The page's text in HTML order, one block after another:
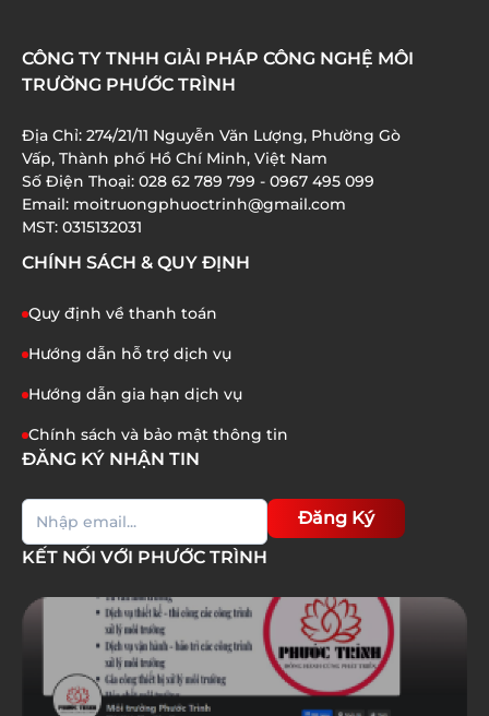
HÓA CHẤT JAVEN TRONG XỬ LÝ NƯỚC THẢI: ƯU
ĐIỂM VÀ ỨNG DỤNG
XỬ LÝ AMONI TRONG NƯỚC THẢI: 8 BƯỚC QUAN
TRỌNG BẠN CẦN BIẾT
01/07/2026
CÔNG TY TNHH GIẢI PHÁP CÔNG NGHỆ MÔI
TRƯỜNG PHƯỚC TRÌNH
Địa Chỉ: 274/21/11 Nguyễn Văn Lượng, Phường Gò
Vấp, Thành phố Hồ Chí Minh, Việt Nam
Số Điện Thoại: 028 62 789 799 - 0967 495 099
Email: moitruongphuoctrinh@gmail.com
MST: 0315132031
CHÍNH SÁCH & QUY ĐỊNH
Quy định về thanh toán
Hướng dẫn hỗ trợ dịch vụ
Hướng dẫn gia hạn dịch vụ
Chính sách và bảo mật thông tin
ĐĂNG KÝ NHẬN TIN
Đăng Ký
KẾT NỐI VỚI PHƯỚC TRÌNH